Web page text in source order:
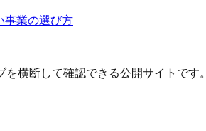
事業の選び方
横断して確認できる公開サイトです。